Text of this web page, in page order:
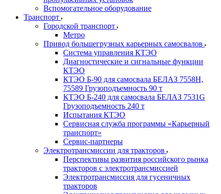
Вспомогательное оборудование
Транспорт
Городской транспорт
Метро
Привод большегрузных карьерных самосвалов
Система управления КТЭО
Диагностические и сигнальные функции
КТЭО
КТЭО Б-90 для самосвала БЕЛАЗ 7558H,
75589 Грузоподъемность 90 т
КТЭО Б-240 для самосвала БЕЛАЗ 7531G
Грузоподъемность 240 т
Испытания КТЭО
Сервисная служба программы «Карьерный
транспорт»
Сервис-партнеры
Электротрансмиссии для тракторов
Перспективы развития российского рынка
тракторов с электротрансмиссией
Электротрансмиссия для гусеничных
тракторов